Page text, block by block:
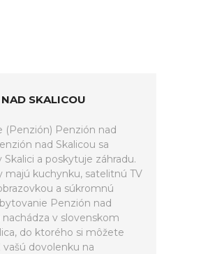
SKALICOU
(Penzión) Penzión nad
nad Skalicou sa
Skalici a poskytuje záhradu.
majú kuchynku, satelitnú TV
a súkromnú
Penzión nad
nachádza v slovenskom
do ktorého si môžete
vašú dovolenku na